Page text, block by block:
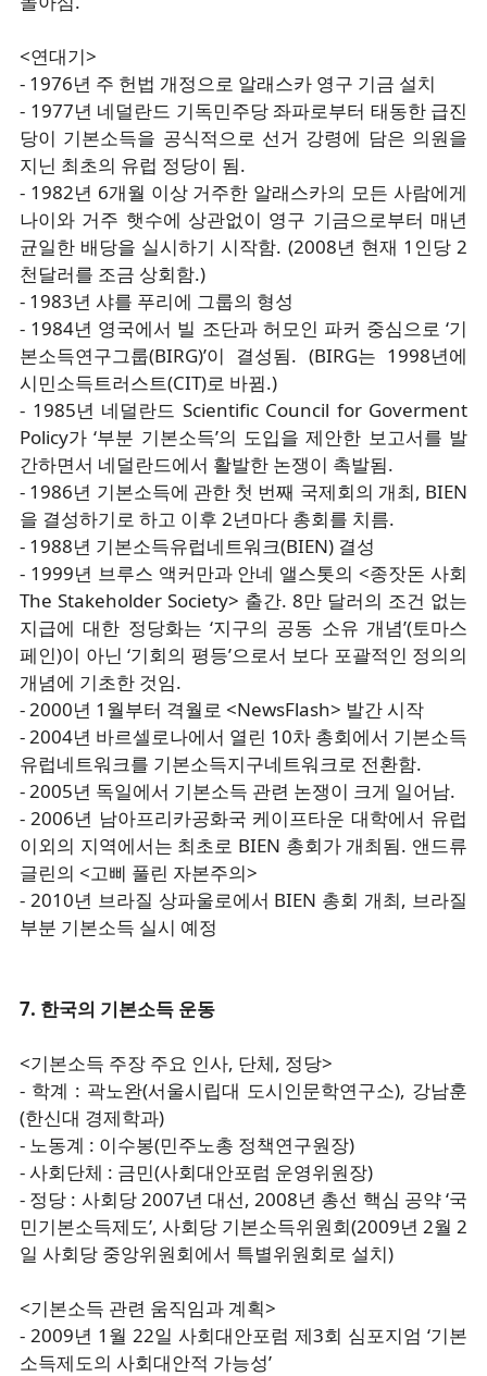
<연대기>
- 1976년 주 헌법 개정으로 알래스카 영구 기금 설치
- 1977년 네덜란드 기독민주당 좌파로부터 태동한 급진
당이 기본소득을 공식적으로 선거 강령에 담은 의원을
지닌 최초의 유럽 정당이 됨.
- 1982년 6개월 이상 거주한 알래스카의 모든 사람에게
나이와 거주 햇수에 상관없이 영구 기금으로부터 매년
균일한 배당을 실시하기 시작함. (2008년 현재 1인당 2
천달러를 조금 상회함.)
- 1983년 샤를 푸리에 그룹의 형성
- 1984년 영국에서 빌 조단과 허모인 파커 중심으로 ‘기
본소득연구그룹(BIRG)’이 결성됨. (BIRG는 1998년에
시민소득트러스트(CIT)로 바뀜.)
- 1985년 네덜란드 Scientific Council for Goverment
Policy가 ‘부분 기본소득’의 도입을 제안한 보고서를 발
간하면서 네덜란드에서 활발한 논쟁이 촉발됨.
- 1986년 기본소득에 관한 첫 번째 국제회의 개최, BIEN
을 결성하기로 하고 이후 2년마다 총회를 치름.
- 1988년 기본소득유럽네트워크(BIEN) 결성
- 1999년 브루스 액커만과 안네 앨스톳의 <종잣돈 사회
The Stakeholder Society> 출간. 8만 달러의 조건 없는
지급에 대한 정당화는 ‘지구의 공동 소유 개념’(토마스
페인)이 아닌 ‘기회의 평등’으로서 보다 포괄적인 정의의
개념에 기초한 것임.
- 2000년 1월부터 격월로 <NewsFlash> 발간 시작
- 2004년 바르셀로나에서 열린 10차 총회에서 기본소득
유럽네트워크를 기본소득지구네트워크로 전환함.
- 2005년 독일에서 기본소득 관련 논쟁이 크게 일어남.
- 2006년 남아프리카공화국 케이프타운 대학에서 유럽
이외의 지역에서는 최초로 BIEN 총회가 개최됨. 앤드류
글린의 <고삐 풀린 자본주의>
- 2010년 브라질 상파울로에서 BIEN 총회 개최, 브라질
부분 기본소득 실시 예정
7. 한국의 기본소득 운동
<기본소득 주장 주요 인사, 단체, 정당>
- 학계 : 곽노완(서울시립대 도시인문학연구소), 강남훈
(한신대 경제학과)
- 노동계 : 이수봉(민주노총 정책연구원장)
- 사회단체 : 금민(사회대안포럼 운영위원장)
- 정당 : 사회당 2007년 대선, 2008년 총선 핵심 공약 ‘국
민기본소득제도’, 사회당 기본소득위원회(2009년 2월 2
일 사회당 중앙위원회에서 특별위원회로 설치)
<기본소득 관련 움직임과 계획>
- 2009년 1월 22일 사회대안포럼 제3회 심포지엄 ‘기본
소득제도의 사회대안적 가능성’